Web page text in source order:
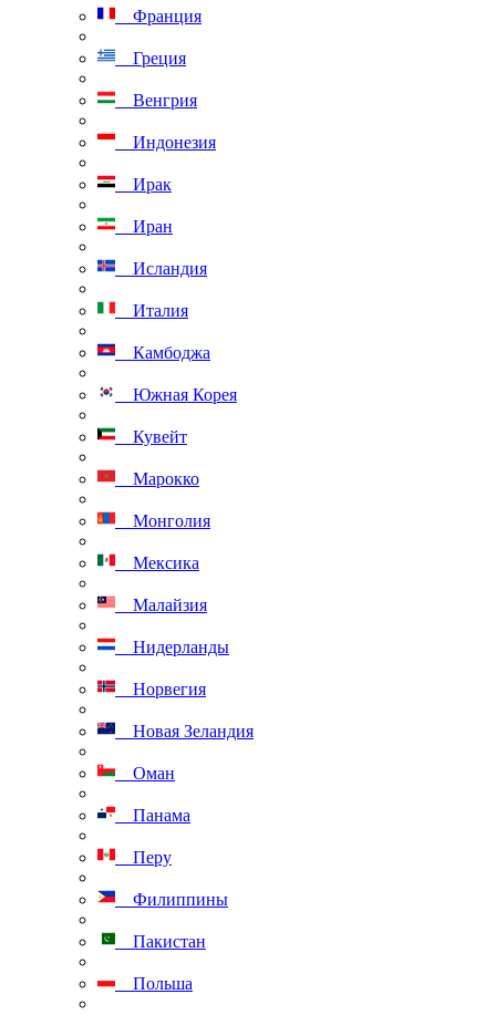
Франция
Греция
Венгрия
Индонезия
Ирак
Иран
Исландия
Италия
Камбоджа
Южная Корея
Кувейт
Марокко
Монголия
Мексика
Малайзия
Нидерланды
Норвегия
Новая Зеландия
Оман
Панама
Перу
Филиппины
Пакистан
Польша